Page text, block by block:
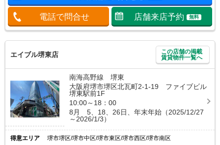
電話で問合せ 店舗来店予約 無料
エイブル堺東店
この店舗の掲載
賃貸物件一覧へ
南海高野線 堺東
大阪府堺市堺区北瓦町2-1-19 ファイブビル
堺東駅前1F
10:00～18：00
8月 5、18、26日、年末年始（2025/12/27
～2026/1/3）
得意エリア 堺市堺区/堺市中区/堺市東区/堺市西区/堺市南区